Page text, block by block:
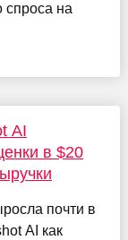
спроса на
AI
в $20
почти в
AI как